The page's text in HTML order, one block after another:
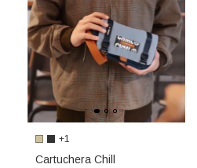
+1
Cartuchera Chill